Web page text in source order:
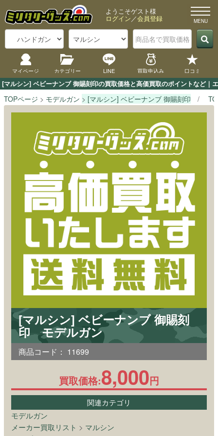
[マルシン] ベビーナンブ 御賜刻印の買取価格と高価買取のポイントなど｜
ようこそゲスト様
ログイン／会員登録
マイページ カテゴリー LINE 買取申込み 口コミ
TOPページ モデルガン [マルシン] ベビーナンブ 御賜刻印
[マルシン] ベビーナンブ 御賜刻
印 モデルガン
商品コード： 11699
買取価格:8,000円
関連カテゴリ
モデルガン
メーカー買取リスト > マルシン